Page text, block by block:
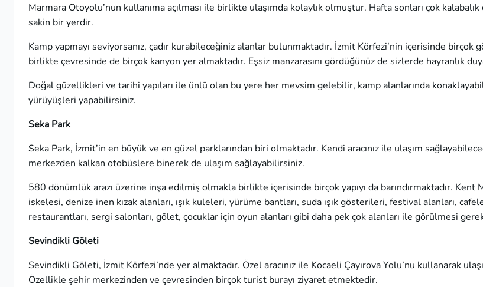
Marmara Otoyolu’nun kullanıma açılması ile birlikte ulaşımda kolaylık olmuştur. Hafta sonları çok
sakin bir yerdir.
Kamp yapmayı seviyorsanız, çadır kurabileceğiniz alanlar bulunmaktadır. İzmit Körfezi’nin içerisinde birçok
birlikte çevresinde de birçok kanyon yer almaktadır. Eşsiz manzarasını gördüğünüz de sizlerde hayranlık
Doğal güzellikleri ve tarihi yapıları ile ünlü olan bu yere her mevsim gelebilir, kamp alanlarında
yürüyüşleri yapabilirsiniz.
Seka Park
Seka Park, İzmit’in en büyük ve en güzel parklarından biri olmaktadır. Kendi aracınız ile ulaşım
merkezden kalkan otobüslere binerek de ulaşım sağlayabilirsiniz.
580 dönümlük arazı üzerine inşa edilmiş olmakla birlikte içerisinde birçok yapıyı da barındırmaktadır. Kent
iskelesi, denize inen kızak alanları, ışık kuleleri, yürüme bantları, suda ışık gösterileri, festival alanları,
restaurantları, sergi salonları, gölet, çocuklar için oyun alanları gibi daha pek çok alanları ile görülmesi
Sevindikli Göleti
Sevindikli Göleti, İzmit Körfezi’nde yer almaktadır. Özel aracınız ile Kocaeli Çayırova Yolu’nu kullanarak
Özellikle şehir merkezinden ve çevresinden birçok turist burayı ziyaret etmektedir.